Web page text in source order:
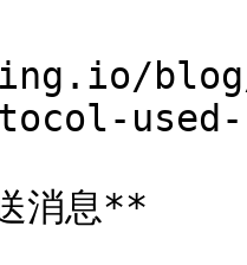
blog/
消息**